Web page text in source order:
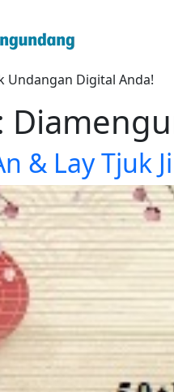
Undangan Digital Anda!
& Lay Tjuk